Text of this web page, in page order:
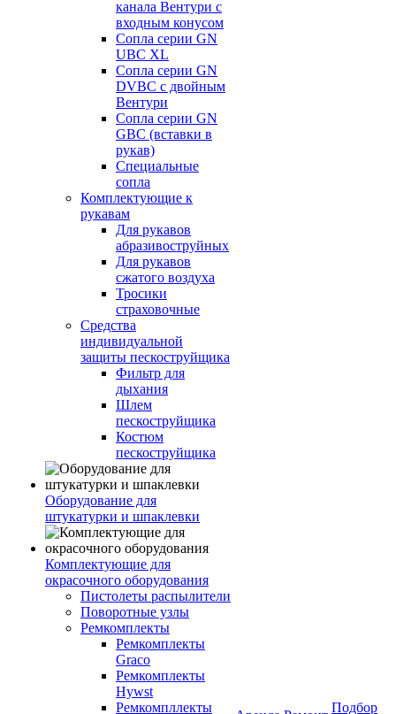
канала Вентури c
входным конусом
Сопла серии GN
UBC XL
Сопла серии GN
DVBC с двойным
Вентури
Сопла серии GN
GBC (вставки в
рукав)
Специальные
сопла
Комплектующие к
рукавам
Для рукавов
абразивоструйных
Для рукавов
сжатого воздуха
Тросики
страховочные
Средства
индивидуальной
защиты пескоструйщика
Фильтр для
дыхания
Шлем
пескоструйщика
Костюм
пескоструйщика
Оборудование для
штукатурки и шпаклевки
Комплектующие для
окрасочного оборудования
Пистолеты распылители
Поворотные узлы
Ремкомплекты
Ремкомплекты
Graco
Ремкомплекты
Hywst
Ремкомпллекты
Подбор